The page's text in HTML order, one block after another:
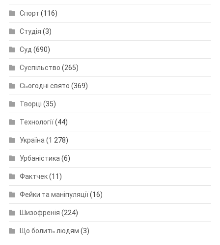
Спорт (116)
Студія (3)
Суд (690)
Суспільство (265)
Сьогодні свято (369)
Творці (35)
Технології(44)
Україна (1 278)
Урбаністика (6)
Фактчек(11)
Фейки та маніпуляції(16)
Шизофренія (224)
Що болить людям (3)